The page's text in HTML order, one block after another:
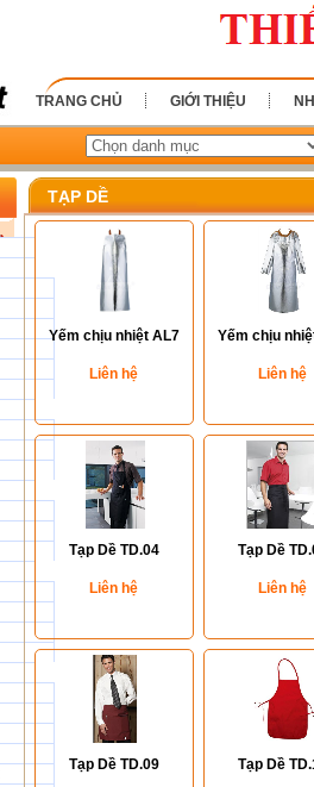
TRANG CHỦ GIỚI THIỆU
TẠP DỀ
Yếm chịu nhiệt AL7
Liên hệ
Yếm chịu
Liên hệ
Tạp Dề TD.04
Liên hệ
Tạp Dề
Liên hệ
Tạp Dề TD.09 Tạp Dề